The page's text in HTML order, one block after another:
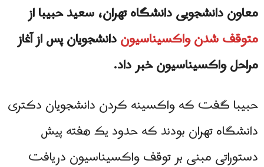
معاون دانشجویی دانشگاه تهران، سعید حبیبا از
متوقف شدن واکسیناسیوندانشجویان پس از آغاز
مراحل واکسیناسیون خبر داد.
حبیبا گفت که واکسینه کردن دانشجویان دکتری
دانشگاه تهران بودند که حدود یک هفته پیش
دستوراتی مبنی بر توقف واکسیناسیون دریافت